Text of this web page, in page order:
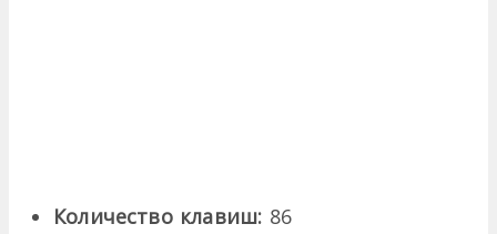
Количество клавиш: 86